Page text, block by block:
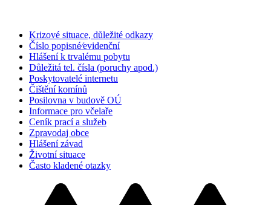
Krizové situace, důležité odkazy
Číslo popisné⁄evidenční
Hlášení k trvalému pobytu
Důležitá tel. čísla (poruchy apod.)
Poskytovatelé internetu
Čištění komínů
Posilovna v budově OÚ
Informace pro včelaře
Ceník prací a služeb
Zpravodaj obce
Hlášení závad
Životní situace
Často kladené otazky